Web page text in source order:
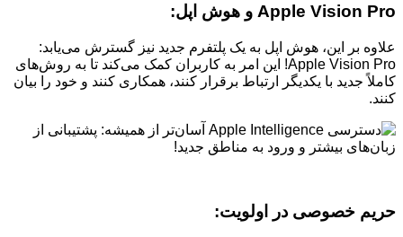
Apple Vision Pro و هوش اپل:
علاوه بر این، هوش اپل به یک پلتفرم جدید نیز گسترش می‌یابد:
Apple Vision Pro! این امر به کاربران کمک می‌کند تا به روش‌های
کاملاً جدید با یکدیگر ارتباط برقرار کنند، همکاری کنند و خود را بیان
کنند.
حریم خصوصی در اولویت: